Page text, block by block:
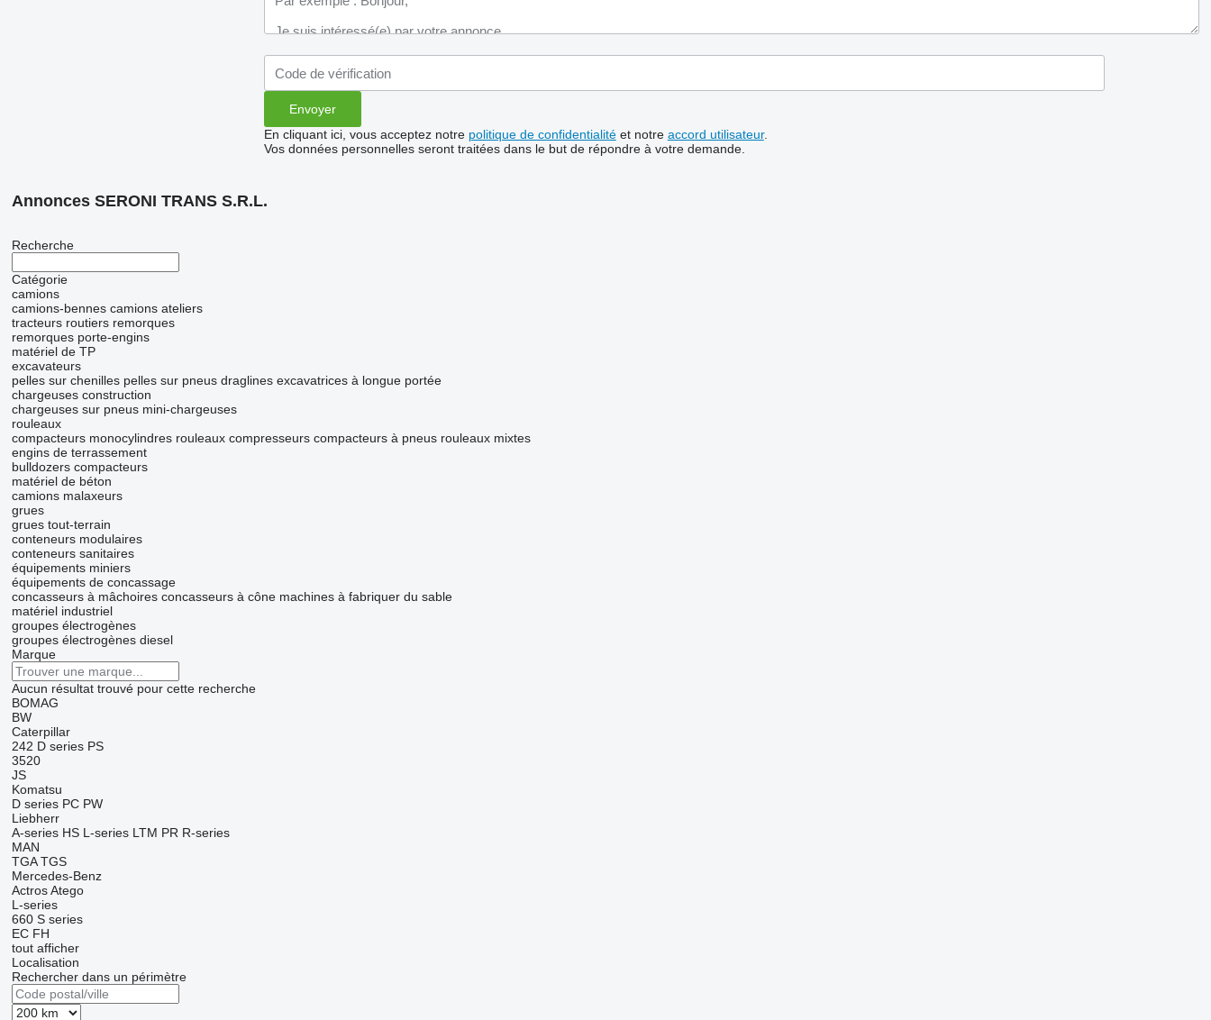
En cliquant ici, vous acceptez notre politique de confidentialitéet notre accord utilisateur.
Vos données personnelles seront traitées dans le but de répondre à votre demande.
Annonces SERONI TRANS S.R.L.
Recherche
Catégorie
camions
camions-bennes camions ateliers
tracteurs routiers remorques
remorques porte-engins
matériel de TP
excavateurs
pelles sur chenilles pelles sur pneus draglines excavatrices à longue portée
chargeuses construction
chargeuses sur pneus mini-chargeuses
rouleaux
compacteurs monocylindres rouleaux compresseurs compacteurs à pneus rouleaux mixtes
engins de terrassement
bulldozers compacteurs
matériel de béton
camions malaxeurs
grues
grues tout-terrain
conteneurs modulaires
conteneurs sanitaires
équipements miniers
équipements de concassage
concasseurs à mâchoires concasseurs à cône machines à fabriquer du sable
matériel industriel
groupes électrogènes
groupes électrogènes diesel
Marque
Aucun résultat trouvé pour cette recherche
BOMAG
BW
Caterpillar
242 D series PS
3520
JS
Komatsu
D series PC PW
Liebherr
A-series HS L-series LTM PR R-series
MAN
TGA TGS
Mercedes-Benz
Actros Atego
L-series
660 S series
EC FH
tout afficher
Localisation
Rechercher dans un périmètre